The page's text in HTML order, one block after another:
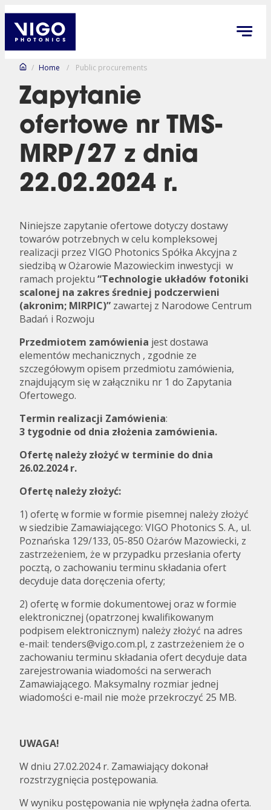
/ Home / Public procurements
Zapytanie
ofertowe nr TMS-
MRP/27 z dnia
22.02.2024 r.
Niniejsze zapytanie ofertowe dotyczy dostawy
towarów potrzebnych w celu kompleksowej
realizacji przez VIGO Photonics Spółka Akcyjna z
siedzibą w Ożarowie Mazowieckim inwestycji w
ramach projektu “Technologie układów fotoniki
scalonej na zakres średniej podczerwieni
(akronim; MIRPIC)” zawartej z Narodowe Centrum
Badań i Rozwoju
Przedmiotem zamówienia jest dostawa
elementów mechanicznych , zgodnie ze
szczegółowym opisem przedmiotu zamówienia,
znajdującym się w załączniku nr 1 do Zapytania
Ofertowego.
Termin realizacji Zamówienia:
3 tygodnie od dnia złożenia zamówienia.
Ofertę należy złożyć w terminie do dnia
26.02.2024 r.
Ofertę należy złożyć:
1) ofertę w formie w formie pisemnej należy złożyć
w siedzibie Zamawiającego: VIGO Photonics S. A., ul.
Poznańska 129/133, 05-850 Ożarów Mazowiecki, z
zastrzeżeniem, że w przypadku przesłania oferty
pocztą, o zachowaniu terminu składania ofert
decyduje data doręczenia oferty;
2) ofertę w formie dokumentowej oraz w formie
elektronicznej (opatrzonej kwalifikowanym
podpisem elektronicznym) należy złożyć na adres
e-mail: tenders@vigo.com.pl, z zastrzeżeniem że o
zachowaniu terminu składania ofert decyduje data
zarejestrowania wiadomości na serwerach
Zamawiającego. Maksymalny rozmiar jednej
wiadomości e-mail nie może przekroczyć 25 MB.
UWAGA!
W dniu 27.02.2024 r. Zamawiający dokonał
rozstrzygnięcia postępowania.
W wyniku postępowania nie wpłynęła żadna oferta.